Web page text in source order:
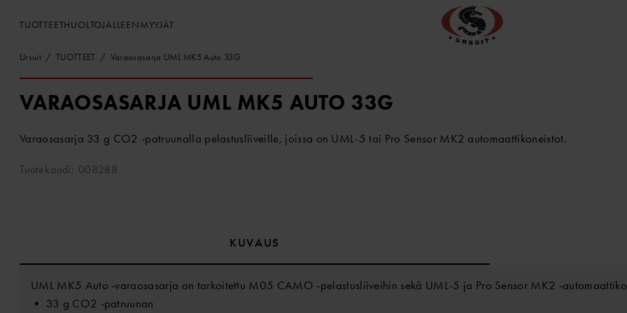
TUOTTEETHUOLTOJÄLLEENMYYJÄT
Ursuit TUOTTEET Varaosasarja UML MK5 Auto 33G
VARAOSASARJA UML MK5 AUTO 33G
Varaosasarja 33 g CO2 -patruunalla pelastusliiveille, joissa on UML-5 tai Pro Sensor MK2 automaattikoneistot.
Tuotekoodi: 008288
KUVAUS
UML MK5 Auto -varaosasarja on tarkoitettu M05 CAMO -pelastusliiveihin sekä UML-5 ja Pro Sensor MK2 -
• 33 g CO2 -patruunan